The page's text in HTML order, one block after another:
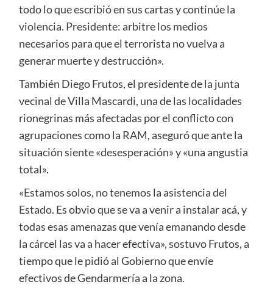
todo lo que escribió en sus cartas y continúe la
violencia. Presidente: arbitre los medios
necesarios para que el terrorista no vuelva a
generar muerte y destrucción».
También Diego Frutos, el presidente de la junta
vecinal de Villa Mascardi, una de las localidades
rionegrinas más afectadas por el conflicto con
agrupaciones como la RAM, aseguró que ante la
situación siente «desesperación» y «una angustia
total».
«Estamos solos, no tenemos la asistencia del
Estado. Es obvio que se va a venir a instalar acá, y
todas esas amenazas que venía emanando desde
la cárcel las va a hacer efectiva», sostuvo Frutos, a
tiempo que le pidió al Gobierno que envíe
efectivos de Gendarmería a la zona.